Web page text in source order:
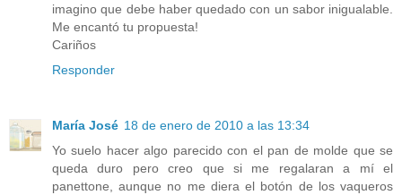
imagino que debe haber quedado con un sabor inigualable.
Me encantó tu propuesta!
Cariños
Responder
María José 18 de enero de 2010 a las 13:34
Yo suelo hacer algo parecido con el pan de molde que se
queda duro pero creo que si me regalaran a mí el
panettone, aunque no me diera el botón de los vaqueros